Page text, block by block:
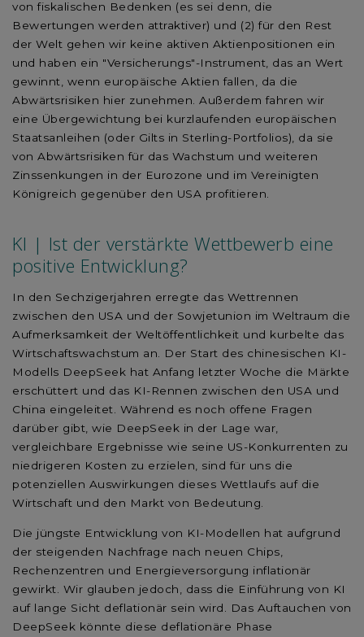
von fiskalischen Bedenken (es sei denn, die
Bewertungen werden attraktiver) und (2) für den Rest
der Welt gehen wir keine aktiven Aktienpositionen ein
und haben ein "Versicherungs"-Instrument, das an Wert
gewinnt, wenn europäische Aktien fallen, da die
Abwärtsrisiken hier zunehmen. Außerdem fahren wir
eine Übergewichtung bei kurzlaufenden europäischen
Staatsanleihen (oder Gilts in Sterling-Portfolios), da sie
von Abwärtsrisiken für das Wachstum und weiteren
Zinssenkungen in der Eurozone und im Vereinigten
Königreich gegenüber den USA profitieren.
KI | Ist der verstärkte Wettbewerb eine
positive Entwicklung?
In den Sechzigerjahren erregte das Wettrennen
zwischen den USA und der Sowjetunion im Weltraum die
Aufmerksamkeit der Weltöffentlichkeit und kurbelte das
Wirtschaftswachstum an. Der Start des chinesischen KI-
Modells DeepSeek hat Anfang letzter Woche die Märkte
erschüttert und das KI-Rennen zwischen den USA und
China eingeleitet. Während es noch offene Fragen
darüber gibt, wie DeepSeek in der Lage war,
vergleichbare Ergebnisse wie seine US-Konkurrenten zu
niedrigeren Kosten zu erzielen, sind für uns die
potenziellen Auswirkungen dieses Wettlaufs auf die
Wirtschaft und den Markt von Bedeutung.
Die jüngste Entwicklung von KI-Modellen hat aufgrund
der steigenden Nachfrage nach neuen Chips,
Rechenzentren und Energieversorgung inflationär
gewirkt. Wir glauben jedoch, dass die Einführung von KI
auf lange Sicht deflationär sein wird. Das Auftauchen von
DeepSeek könnte diese deflationäre Phase